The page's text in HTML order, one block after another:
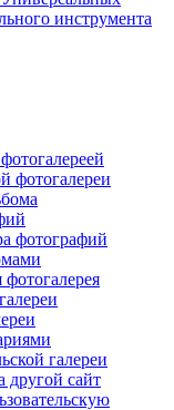
инструмента
фотогалереи
фотографий
галереи
другой сайт